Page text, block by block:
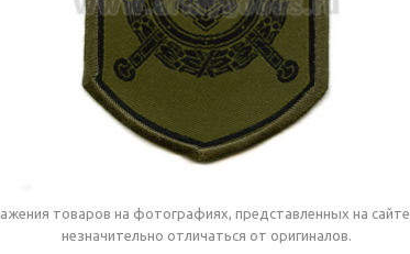
товаров на фотографиях, представленных на
незначительно отличаться от оригиналов.